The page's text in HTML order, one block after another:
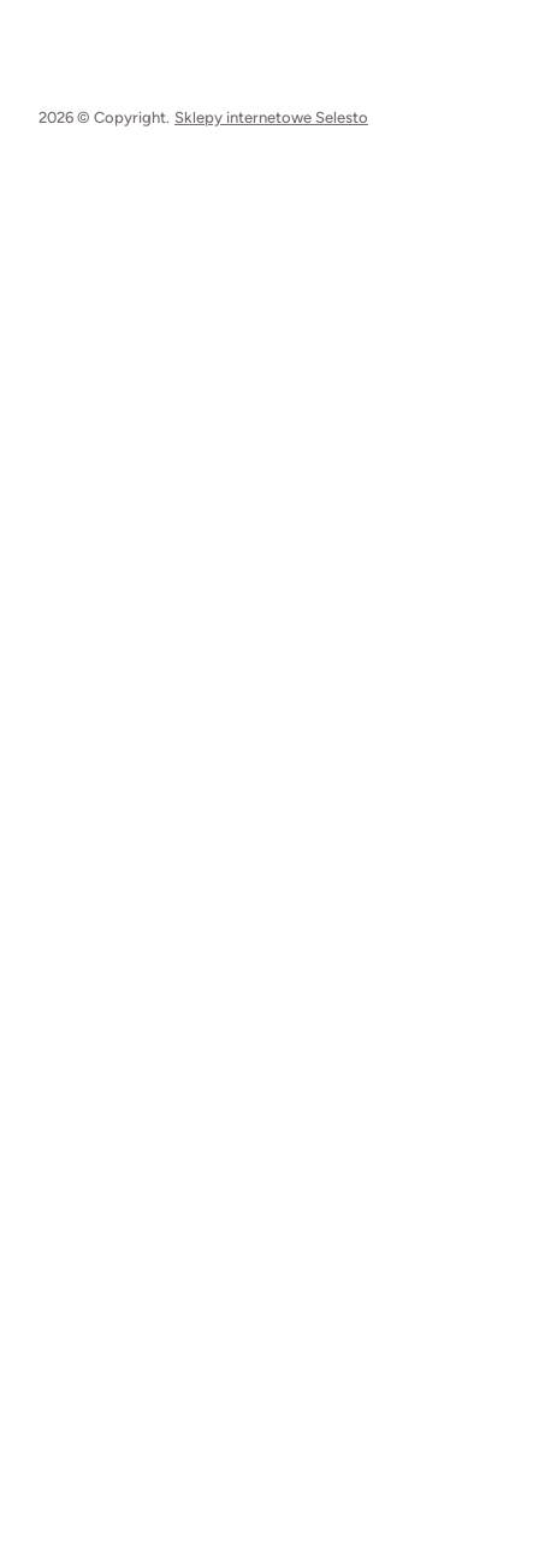
2026 © Copyright. Sklepy internetowe Selesto